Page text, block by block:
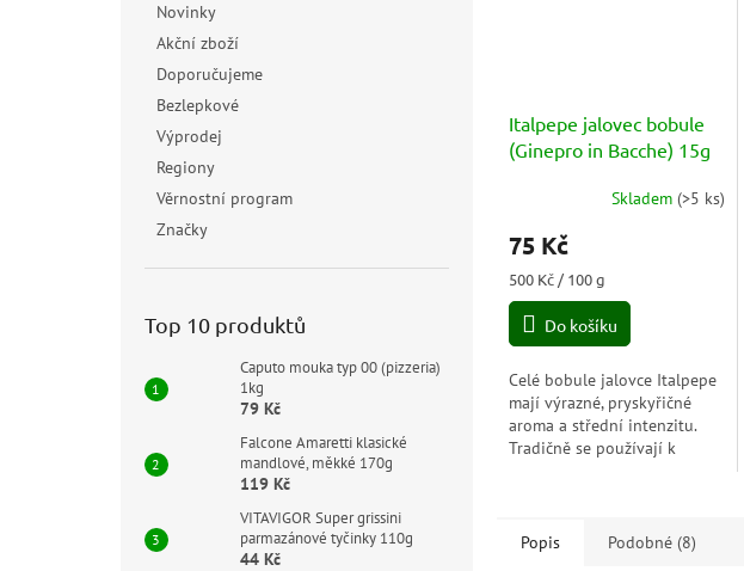
Novinky
Akční zboží
Doporučujeme
Bezlepkové
Výprodej
Regiony
Věrnostní program
Značky
Top 10 produktů
Caputo mouka typ 00 (pizzeria)
1kg
79 Kč
Falcone Amaretti klasické
mandlové, měkké 170g
119 Kč
VITAVIGOR Super grissini
parmazánové tyčinky 110g
44 Kč
Italpepe jalovec bobule
(Ginepro in Bacche) 15g
Skladem (>5 ks)
75 Kč
Měrná
cena:
500 Kč / 100 g
Do košíku
Celé bobule jalovce Italpepe
mají výrazné, pryskyřičné
aroma a střední intenzitu.
Tradičně se používají k
Popis
Podobné (8)